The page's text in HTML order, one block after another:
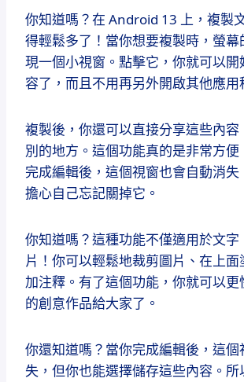
你知道嗎？在 Android 13 上，複製
得輕鬆多了！當你想要複製時，螢幕
現一個小視窗。點擊它，你就可以開
容了，而且不用再另外開啟其他應用
複製後，你還可以直接分享這些內容
別的地方。這個功能真的是非常方
完成編輯後，這個視窗也會自動消失
擔心自己忘記關掉它。
你知道嗎？這種功能不僅適用於文字
片！你可以輕鬆地裁剪圖片、在上
加注釋。有了這個功能，你就可以
的創意作品給大家了。
你還知道嗎？當你完成編輯後，這個
失，但你也能選擇儲存這些內容。所